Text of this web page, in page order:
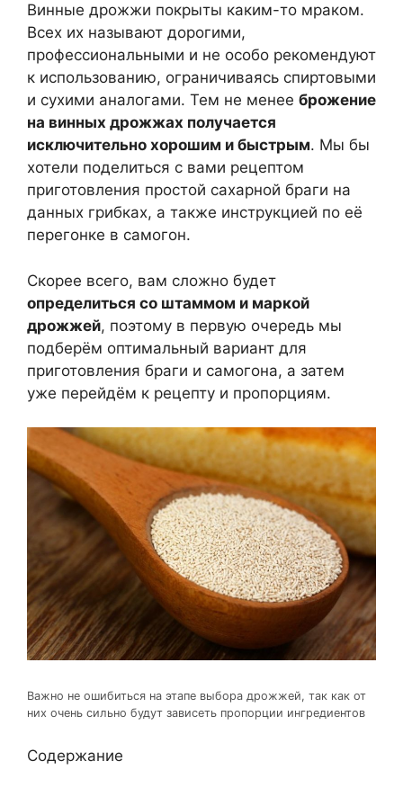
Винные дрожжи покрыты каким-то мраком.
Всех их называют дорогими,
профессиональными и не особо рекомендуют
к использованию, ограничиваясь спиртовыми
и сухими аналогами. Тем не менее брожение
на винных дрожжах получается
исключительно хорошим и быстрым. Мы бы
хотели поделиться с вами рецептом
приготовления простой сахарной браги на
данных грибках, а также инструкцией по её
перегонке в самогон.
Скорее всего, вам сложно будет
определиться со штаммом и маркой
дрожжей, поэтому в первую очередь мы
подберём оптимальный вариант для
приготовления браги и самогона, а затем
уже перейдём к рецепту и пропорциям.
Важно не ошибиться на этапе выбора дрожжей, так как от
них очень сильно будут зависеть пропорции ингредиентов
Содержание